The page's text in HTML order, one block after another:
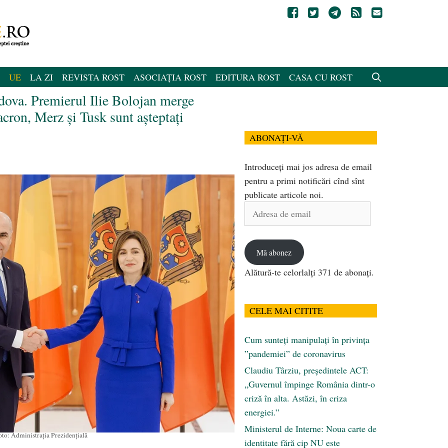
UE LA ZI REVISTA ROST ASOCIAȚIA ROST EDITURA ROST CASA CU ROST
Premierul Ilie Bolojan merge
Merz și Tusk sunt așteptați
Administrația Prezidențială
ABONAȚI-VĂ
Introduceți mai jos adresa de email
pentru a primi notificări cînd sînt
publicate articole noi.
Adresa
Mă abonez
Alătură-te celorlalți 371 de abonați.
CELE MAI CITITE
Cum sunteți manipulați în privința
”pandemiei” de coronavirus
Claudiu Târziu, președintele ACT:
„Guvernul împinge România dintr-o
criză în alta. Astăzi, în criza
energiei.”
Ministerul de Interne: Noua carte de
identitate fără cip NU este